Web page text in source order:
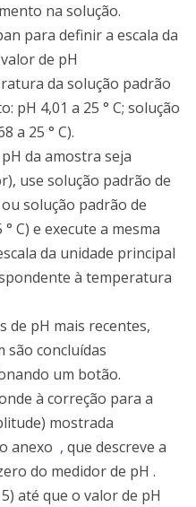
na solução.
para definir a escala da
de pH
da solução padrão
pH 4,01 a 25 ° C; solução
a 25 ° C).
da amostra seja
use solução padrão de
solução padrão de
C) e execute a mesma
da unidade principal
à temperatura
de pH mais recentes,
são concluídas
um botão.
à correção para a
mostrada
anexo , que descreve a
do medidor de pH .
até que o valor de pH